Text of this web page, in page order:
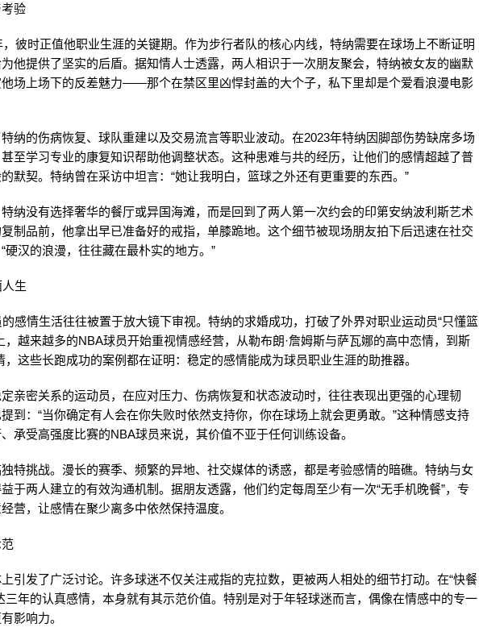
验
彼时正值他职业生涯的关键期。作为步行者队的核心内线，特纳需要在球场上不断证明
他提供了坚实的后盾。据知情人士透露，两人相识于一次朋友聚会，特纳被女友的幽默
场上场下的反差魅力——那个在禁区里凶悍封盖的大个子，私下里却是个爱看浪漫电影
纳的伤病恢复、球队重建以及交易流言等职业波动。在2023年特纳因脚部伤势缺席多场
至学习专业的康复知识帮助他调整状态。这种患难与共的经历，让他们的感情超越了普
默契。特纳曾在采访中坦言：“她让我明白，篮球之外还有更重要的东西。”
纳没有选择奢华的餐厅或异国海滩，而是回到了两人第一次约会的印第安纳波利斯艺术
制品前，他拿出早已准备好的戒指，单膝跪地。这个细节被现场朋友拍下后迅速在社交
硬汉的浪漫，往往藏在最朴实的地方。”
生
感情生活往往被置于放大镜下审视。特纳的求婚成功，打破了外界对职业运动员“只懂篮
，越来越多的NBA球员开始重视情感经营，从勒布朗·詹姆斯与萨瓦娜的高中恋情，到斯
这些长跑成功的案例都在证明：稳定的感情能成为球员职业生涯的助推器。
亲密关系的运动员，在应对压力、伤病恢复和状态波动时，往往表现出更强的心理韧
到：“当你确定有人会在你失败时依然支持你，你在球场上就会更勇敢。”这种情感支持
承受高强度比赛的NBA球员来说，其价值不亚于任何训练设备。
特挑战。漫长的赛季、频繁的异地、社交媒体的诱惑，都是考验感情的暗礁。特纳与女
于两人建立的有效沟通机制。据朋友透露，他们约定每周至少有一次“无手机晚餐”，专
营，让感情在聚少离多中依然保持温度。
引发了广泛讨论。许多球迷不仅关注戒指的克拉数，更被两人相处的细节打动。在“快餐
三年的认真感情，本身就有其示范价值。特别是对于年轻球迷而言，偶像在情感中的专一
影响力。